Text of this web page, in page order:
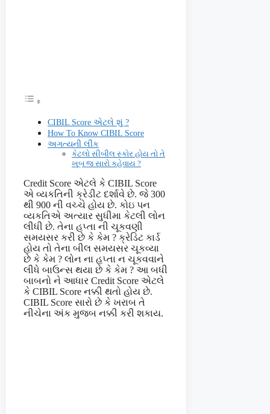
CIBIL Score એટલે શું ?
How To Know CIBIL Score
અગત્યની લીંક
કેટલો સીબીલ સ્કોર હોય તો તે
ખૂબ જ સારો કહેવાય ?
Credit Score એટલે કે CIBIL Score
એ વ્યકતિની ક્રેડીટ દર્શાવે છે. જે 300
થી 900 ની વચ્ચે હોય છે. કોઇ પન
વ્યકતિએ અત્યાર સુધીમા કેટલી લોન
લીધી છે. તેના હપ્તા ની ચૂકવણી
સમયસર કરી છે કે કેમ ? ક્રેડિટ કાર્ડ
હોય તો તેના બીલ સમયસર ચૂકવ્યા
છે કે કેમ ? લોન ના હપ્તા ન ચૂકવવાને
લીધે બાઉન્સ થયા છે કે કેમ ? આ બધી
બાબનો ને આધાર Credit Score એટલે
કે CIBIL Score નક્કી થતો હોય છે.
CIBIL Score સારો છે કે ખરાબ તે
નીચેના અંક મુજબ નક્કી કરી શકાય.